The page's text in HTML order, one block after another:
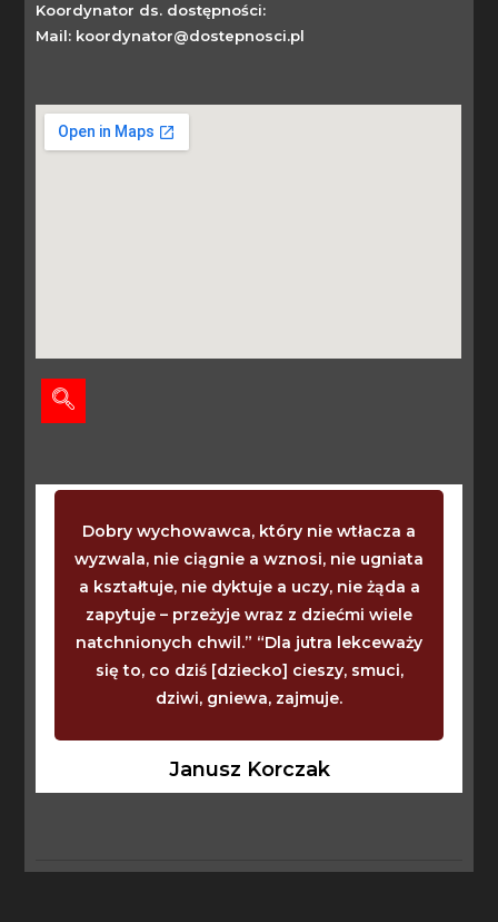
Koordynator ds. dostępności:
Mail: koordynator@dostepnosci.pl
Dobry wychowawca, który nie wtłacza a
wyzwala, nie ciągnie a wznosi, nie ugniata
a kształtuje, nie dyktuje a uczy, nie żąda a
zapytuje – przeżyje wraz z dziećmi wiele
natchnionych chwil.” “Dla jutra lekceważy
się to, co dziś [dziecko] cieszy, smuci,
dziwi, gniewa, zajmuje.
Janusz Korczak